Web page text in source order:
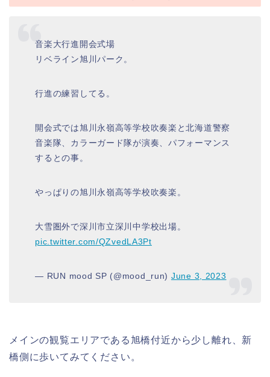
音楽大行進開会式場
リベライン旭川パーク。
行進の練習してる。
開会式では旭川永嶺高等学校吹奏楽と北海道警察
音楽隊、カラーガード隊が演奏、パフォーマンス
するとの事。
やっぱりの旭川永嶺高等学校吹奏楽。
大雪圏外で深川市立深川中学校出場。
pic.twitter.com/QZvedLA3Pt
— RUN mood SP (@mood_run) June 3, 2023
メインの観覧エリアである旭橋付近から少し離れ、新
橋側に歩いてみてください。